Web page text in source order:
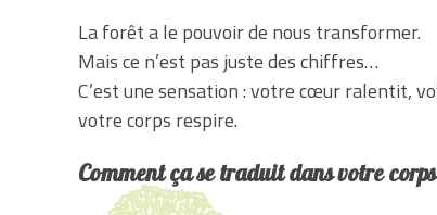
La forêt a le pouvoir de nous transformer.
Mais ce n’est pas juste des chiffres…
C’est une sensation : votre cœur ralentit,
votre corps respire.
Comment ça se traduit dans votre